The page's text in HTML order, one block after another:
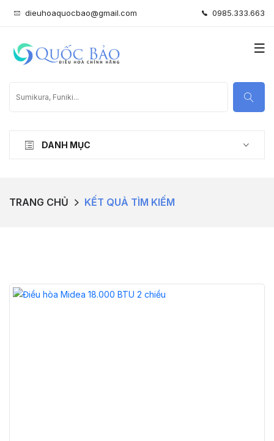
dieuhoaquocbao@gmail.com 0985.333.663
DANH MỤC
TRANG CHỦ KẾT QUẢ TÌM KIẾM